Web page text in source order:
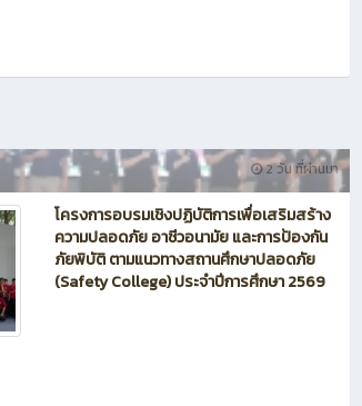
2 วัน ที่ผ่านมา
โครงการอบรมเชิงปฏิบัติการเพื่อเสริมสร้าง
ความปลอดภัย อาชีวอนามัย และการป้องกัน
ภัยพิบัติ ตามแนวทางสถานศึกษาปลอดภัย
(Safety College) ประจำปีการศึกษา 2569